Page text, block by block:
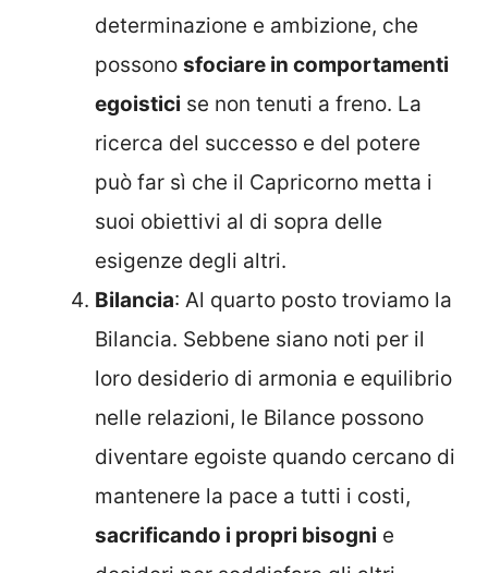
determinazione e ambizione, che
possono sfociare in comportamenti
egoistici se non tenuti a freno. La
ricerca del successo e del potere
può far sì che il Capricorno metta i
suoi obiettivi al di sopra delle
esigenze degli altri.
Bilancia: Al quarto posto troviamo la
Bilancia. Sebbene siano noti per il
loro desiderio di armonia e equilibrio
nelle relazioni, le Bilance possono
diventare egoiste quando cercano di
mantenere la pace a tutti i costi,
sacrificando i propri bisogni e